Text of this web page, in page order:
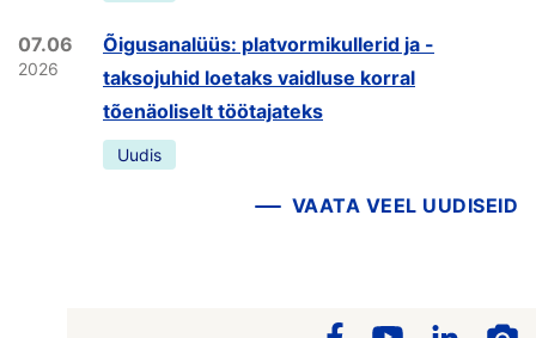
07.06
2026
Õigusanalüüs: platvormikullerid ja -
taksojuhid loetaks vaidluse korral
tõenäoliselt töötajateks
Uudis
VAATA VEEL UUDISEID